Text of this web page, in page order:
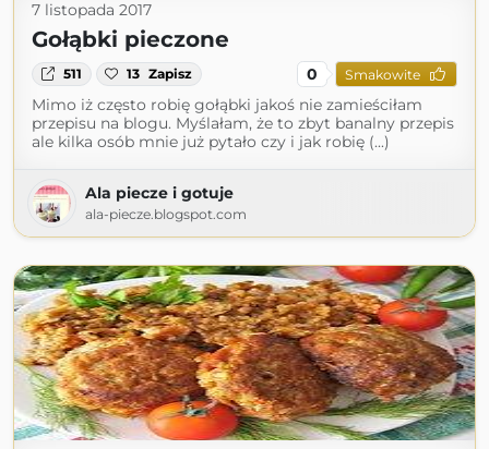
7 listopada 2017
Gołąbki pieczone
511 13 Zapisz 0 Smakowite
Mimo iż często robię gołąbki jakoś nie zamieściłam
przepisu na blogu. Myślałam, że to zbyt banalny przepis
ale kilka osób mnie już pytało czy i jak robię (...)
Ala piecze i gotuje
ala-piecze.blogspot.com